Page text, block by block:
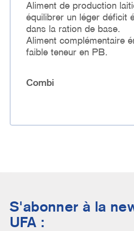
Aliment de production
équilibrer un léger déficit
dans la ration de base.
Aliment complémentaire
faible teneur en PB.
Combi
S'abonner à la
UFA :